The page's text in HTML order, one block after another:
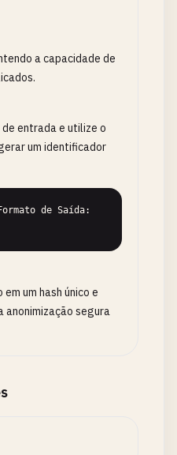
a capacidade de
entrada e utilize o
um identificador
de Saída:
um hash único e
anonimização segura